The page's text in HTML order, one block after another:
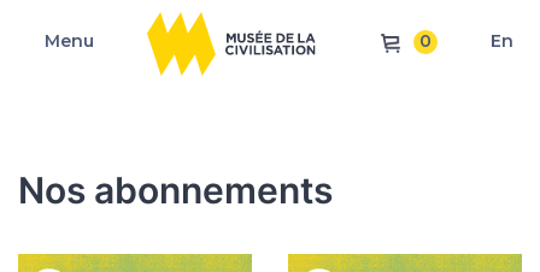
Menu 0 En
Nos abonnements